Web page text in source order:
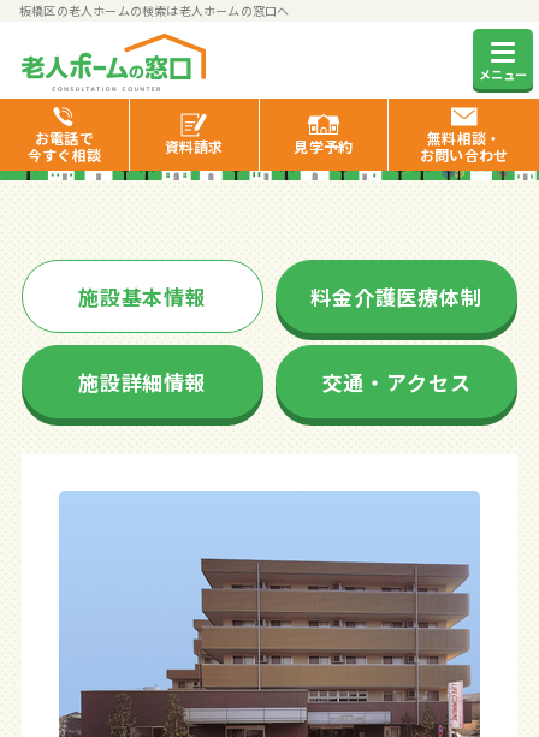
板橋区の老人ホームの検索は老人ホームの窓口へ
メニュー
お電話で
今すぐ相談
資料請求 見学予約
無料相談・
お問い合わせ
ライフコミューン上板橋
施設基本情報 料金介護医療体制
施設詳細情報 交通・アクセス